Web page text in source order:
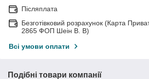
Післяплата
Безготівковий розрахунок (Карта
2865 ФОП Шеін В. В)
Всі умови оплати
Подібні товари компанії